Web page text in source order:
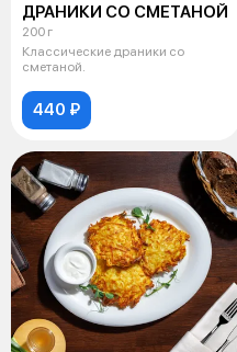
ДРАНИКИ СО СМЕТАНОЙ
200 г
Классические драники со
сметаной.
440 ₽